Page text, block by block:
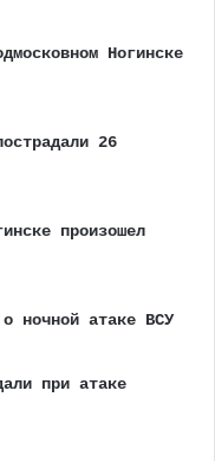
Ногинске
26
произошел
о ночной атаке ВСУ
при атаке